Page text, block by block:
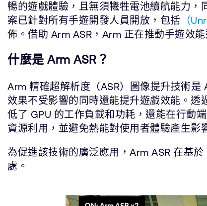
暢的遊戲體驗，且無須犧牲電池續航能力
案已針對所有手遊開發人員開放，包括 （
佈。借助 Arm ASR，Arm 正在推動手遊效
什麼是 Arm ASR？
Arm 精確超解析度（ASR）圖像提升技術
效果不受影響的同時還能提升遊戲效能。透
低了 GPU 的工作負載和功耗，還能在行動
資源利用，並避免熱能對使用者體驗產生影
為促進該技術的廣泛應用，Arm ASR 在基
處。